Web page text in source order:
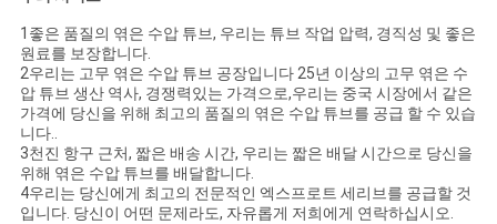
1좋은 품질의 엮은 수압 튜브, 우리는 튜브 작업 압력, 경직성 및 좋은
원료를 보장합니다.
2우리는 고무 엮은 수압 튜브 공장입니다 25년 이상의 고무 엮은 수
압 튜브 생산 역사, 경쟁력있는 가격으로,우리는 중국 시장에서 같은
가격에 당신을 위해 최고의 품질의 엮은 수압 튜브를 공급 할 수 있습
니다..
3천진 항구 근처, 짧은 배송 시간, 우리는 짧은 배달 시간으로 당신을
위해 엮은 수압 튜브를 배달합니다.
4우리는 당신에게 최고의 전문적인 엑스프로트 세리브를 공급할 것
입니다. 당신이 어떤 문제라도, 자유롭게 저희에게 연락하십시오.